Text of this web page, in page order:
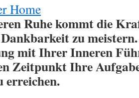
Home
Ruhe kommt die
zu meistern.
mit Ihrer Inneren
Zeitpunkt Ihre
erreichen.